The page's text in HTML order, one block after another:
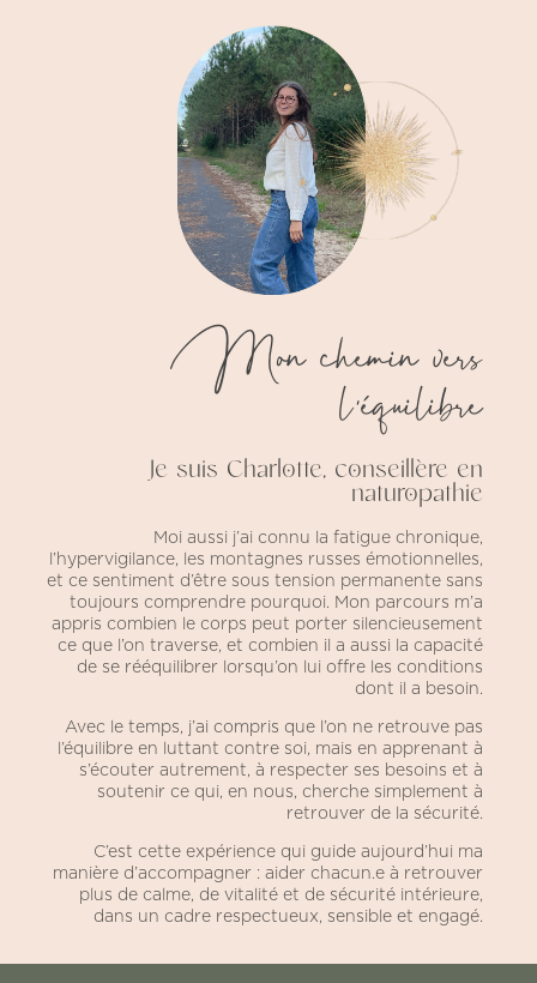
Mon chemin vers
l’équilibre
Je suis Charlotte, conseillère en
naturopathie
Moi aussi j’ai connu la fatigue chronique,
l’hypervigilance, les montagnes russes émotionnelles,
et ce sentiment d’être sous tension permanente sans
toujours comprendre pourquoi. Mon parcours m’a
appris combien le corps peut porter silencieusement
ce que l’on traverse, et combien il a aussi la capacité
de se rééquilibrer lorsqu’on lui offre les conditions
dont il a besoin.
Avec le temps, j’ai compris que l’on ne retrouve pas
l’équilibre en luttant contre soi, mais en apprenant à
s’écouter autrement, à respecter ses besoins et à
soutenir ce qui, en nous, cherche simplement à
retrouver de la sécurité.
C’est cette expérience qui guide aujourd’hui ma
manière d’accompagner : aider chacun.e à retrouver
plus de calme, de vitalité et de sécurité intérieure,
dans un cadre respectueux, sensible et engagé.